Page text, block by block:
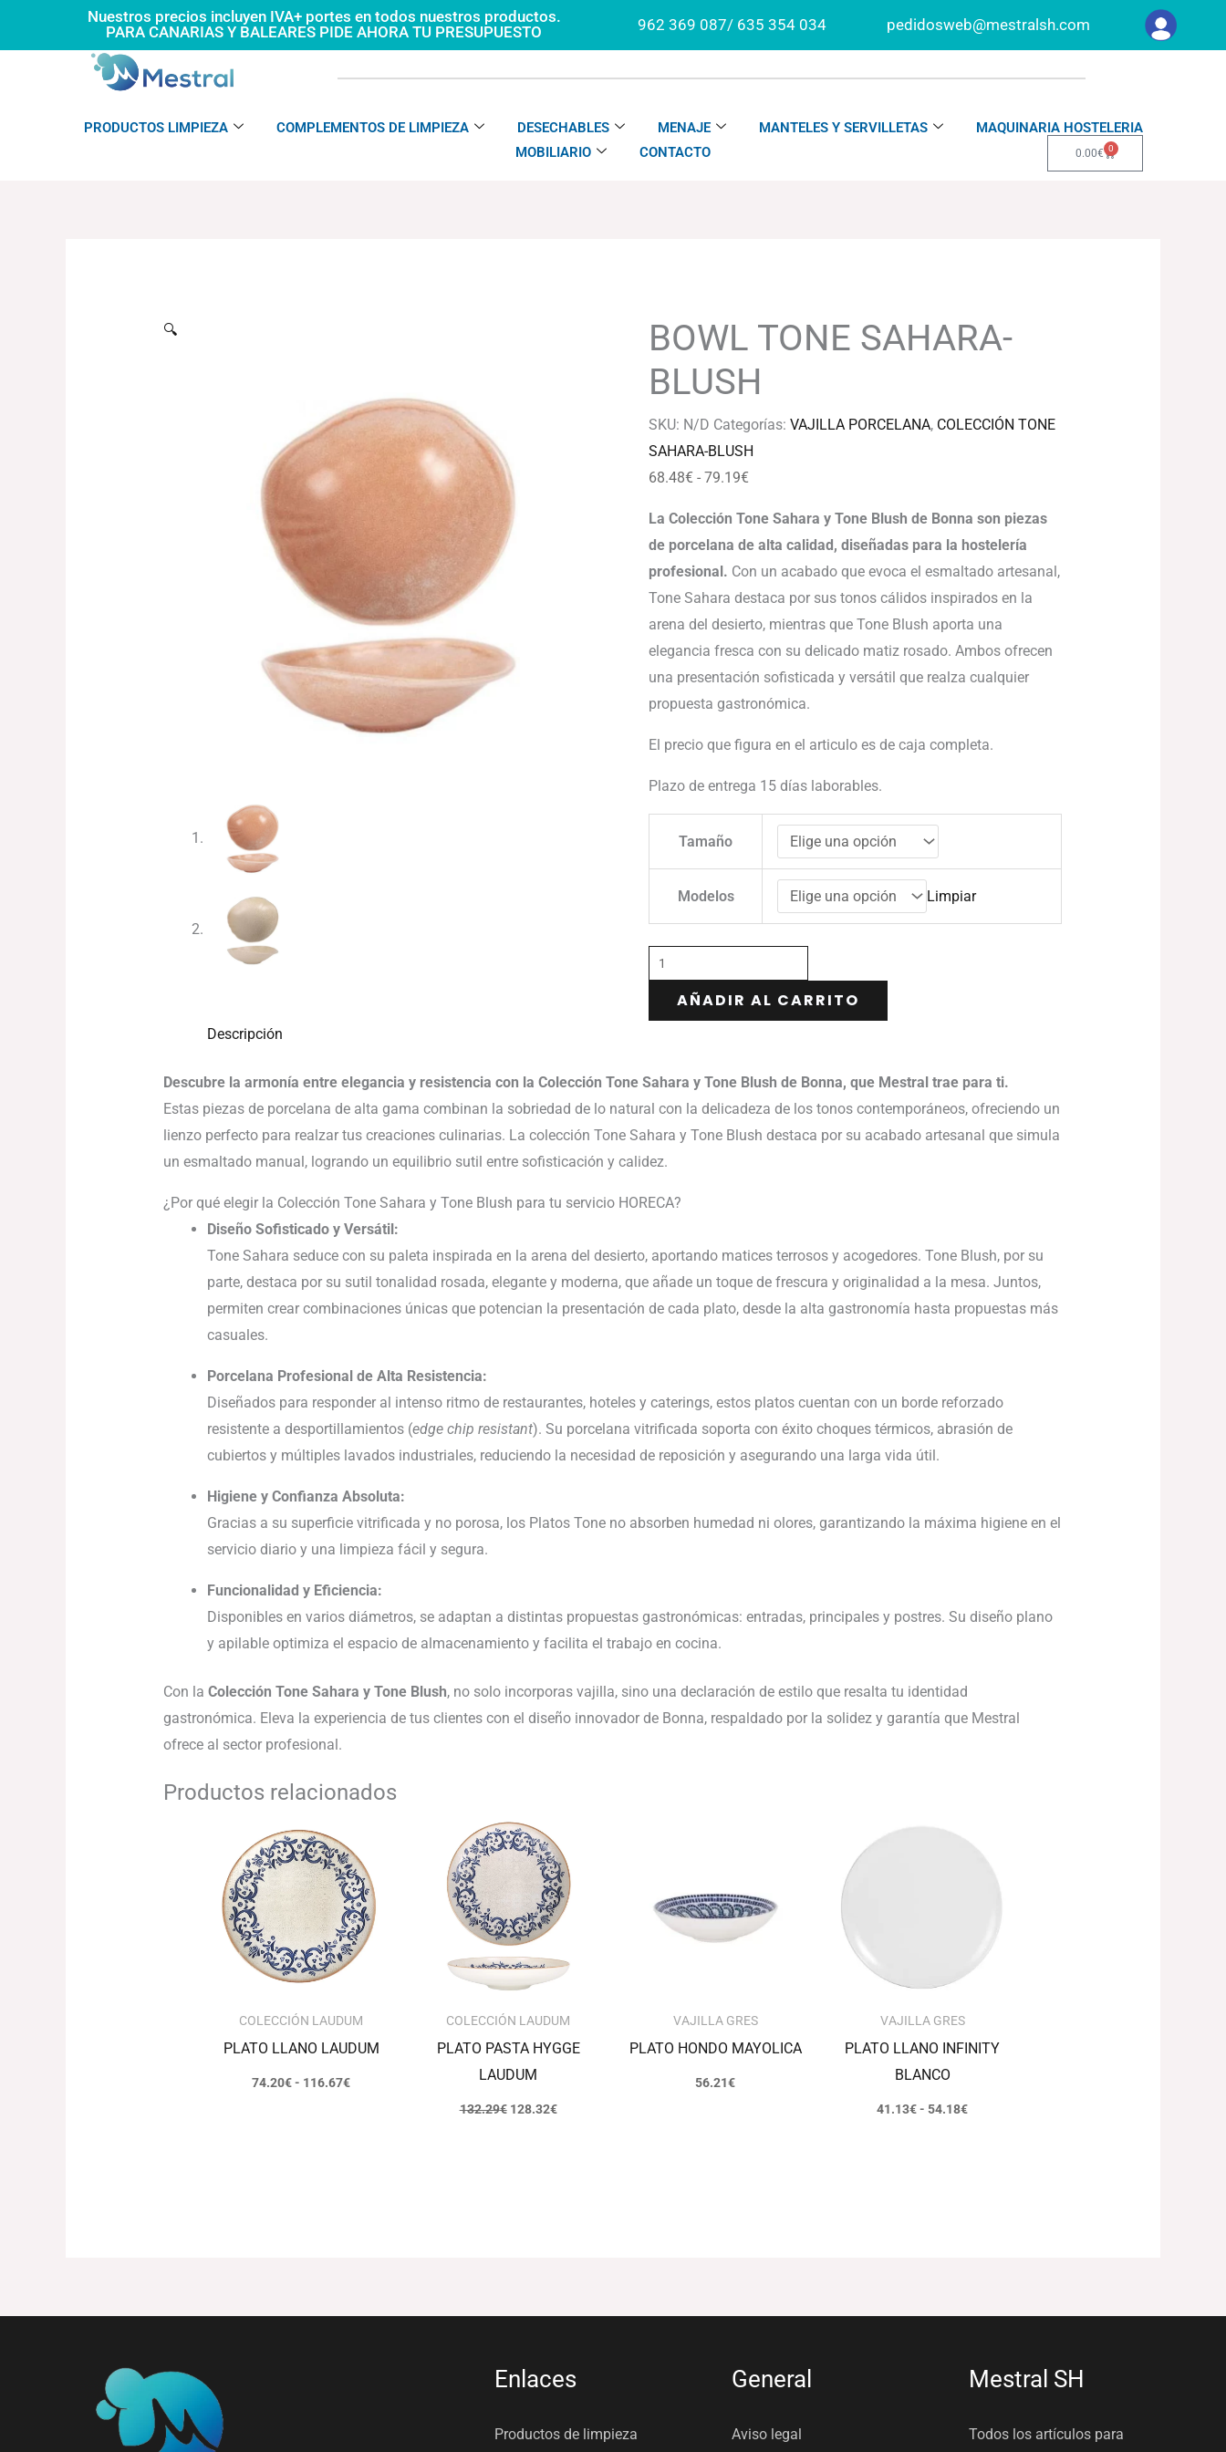
Nuestros precios incluyen IVA+ portes en todos nuestros productos.
PARA CANARIAS Y BALEARES PIDE AHORA TU PRESUPUESTO
962 369 087/ 635 354 034 pedidosweb@mestralsh.com
PRODUCTOS LIMPIEZA COMPLEMENTOS DE LIMPIEZA DESECHABLES MENAJE MANTELES Y SERVILLETAS
MAQUINARIA HOSTELERIA
MOBILIARIO
CONTACTO 0.00€ 0
Carrito
🔍
BOWL TONE SAHARA-
BLUSH
SKU: N/D Categorías:VAJILLA PORCELANA, COLECCIÓN TONE
SAHARA-BLUSH
68.48€ - 79.19€
desde
hasta
La Colección Tone Sahara y Tone Blush de Bonna son piezas
de porcelana de alta calidad, diseñadas para la hostelería
profesional. Con un acabado que evoca el esmaltado artesanal,
Tone Sahara destaca por sus tonos cálidos inspirados en la
arena del desierto, mientras que Tone Blush aporta una
elegancia fresca con su delicado matiz rosado. Ambos ofrecen
una presentación sofisticada y versátil que realza cualquier
propuesta gastronómica.
El precio que figura en el articulo es de caja completa.
Plazo de entrega 15 días laborables.
Tamaño
Modelos Limpiar
BLUSH
AÑADIR AL CARRITO
Descripción
Descubre la armonía entre elegancia y resistencia con la Colección Tone Sahara y Tone Blush de Bonna, que Mestral trae para ti.
Estas piezas de porcelana de alta gama combinan la sobriedad de lo natural con la delicadeza de los tonos contemporáneos, ofreciendo un
lienzo perfecto para realzar tus creaciones culinarias. La colección Tone Sahara y Tone Blush destaca por su acabado artesanal que simula
un esmaltado manual, logrando un equilibrio sutil entre sofisticación y calidez.
¿Por qué elegir la Colección Tone Sahara y Tone Blush para tu servicio HORECA?
Diseño Sofisticado y Versátil:
Tone Sahara seduce con su paleta inspirada en la arena del desierto, aportando matices terrosos y acogedores. Tone Blush, por su
parte, destaca por su sutil tonalidad rosada, elegante y moderna, que añade un toque de frescura y originalidad a la mesa. Juntos,
permiten crear combinaciones únicas que potencian la presentación de cada plato, desde la alta gastronomía hasta propuestas más
casuales.
Porcelana Profesional de Alta Resistencia:
Diseñados para responder al intenso ritmo de restaurantes, hoteles y caterings, estos platos cuentan con un borde reforzado
resistente a desportillamientos (edge chip resistant). Su porcelana vitrificada soporta con éxito choques térmicos, abrasión de
cubiertos y múltiples lavados industriales, reduciendo la necesidad de reposición y asegurando una larga vida útil.
Higiene y Confianza Absoluta:
Gracias a su superficie vitrificada y no porosa, los Platos Tone no absorben humedad ni olores, garantizando la máxima higiene en el
servicio diario y una limpieza fácil y segura.
Funcionalidad y Eficiencia:
Disponibles en varios diámetros, se adaptan a distintas propuestas gastronómicas: entradas, principales y postres. Su diseño plano
y apilable optimiza el espacio de almacenamiento y facilita el trabajo en cocina.
Con la Colección Tone Sahara y Tone Blush, no solo incorporas vajilla, sino una declaración de estilo que resalta tu identidad
gastronómica. Eleva la experiencia de tus clientes con el diseño innovador de Bonna, respaldado por la solidez y garantía que Mestral
ofrece al sector profesional.
Productos relacionados
COLECCIÓN LAUDUM
PLATO LLANO LAUDUM
74.20€- 116.67€
precios:
desde
74.20€
hasta
116.67€
COLECCIÓN LAUDUM
PLATO PASTA HYGGE
LAUDUM
132.29€
El
precio
original
132.29€.
128.32€
actual
es:
128.32€.
VAJILLA GRES
PLATO HONDO MAYOLICA
56.21€
VAJILLA GRES
PLATO LLANO INFINITY
BLANCO
41.13€- 54.18€
precios:
desde
41.13€
Enlaces
Productos de limpieza
General
Aviso legal
Mestral SH
Todos los artículos para